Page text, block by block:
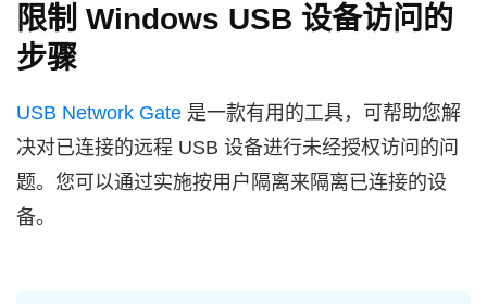
限制 Windows USB 设备访问的
步骤
USB Network Gate 是一款有用的工具，可帮助您解
决对已连接的远程 USB 设备进行未经授权访问的问
题。您可以通过实施按用户隔离来隔离已连接的设
备。